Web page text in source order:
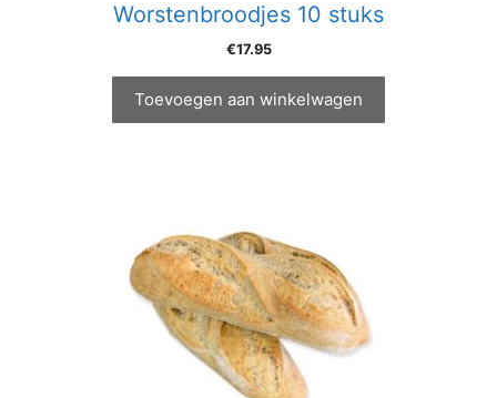
Worstenbroodjes 10 stuks
€17.95
Toevoegen aan winkelwagen